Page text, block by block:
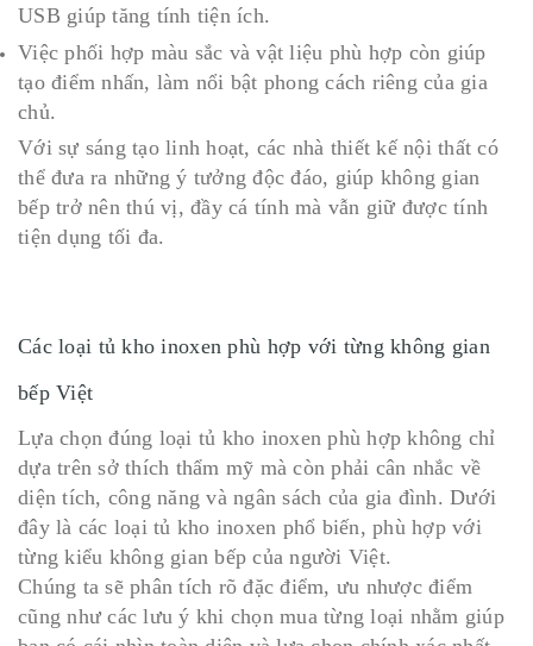
USB giúp tăng tính tiện ích.
Việc phối hợp màu sắc và vật liệu phù hợp còn giúp
tạo điểm nhấn, làm nổi bật phong cách riêng của gia
chủ.
Với sự sáng tạo linh hoạt, các nhà thiết kế nội thất có
thể đưa ra những ý tưởng độc đáo, giúp không gian
bếp trở nên thú vị, đầy cá tính mà vẫn giữ được tính
tiện dụng tối đa.
Các loại tủ kho inoxen phù hợp với từng không gian
bếp Việt
Lựa chọn đúng loại tủ kho inoxen phù hợp không chỉ
dựa trên sở thích thẩm mỹ mà còn phải cân nhắc về
diện tích, công năng và ngân sách của gia đình. Dưới
đây là các loại tủ kho inoxen phổ biến, phù hợp với
từng kiểu không gian bếp của người Việt.
Chúng ta sẽ phân tích rõ đặc điểm, ưu nhược điểm
cũng như các lưu ý khi chọn mua từng loại nhằm giúp